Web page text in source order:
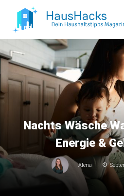
springen
Nachts Wäsche
Energie &
Alena